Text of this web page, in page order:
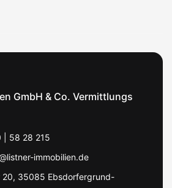
GmbH & Co. Vermittlungs
| 58 28 215
immobilien.de
20, 35085 Ebsdorfergrund-